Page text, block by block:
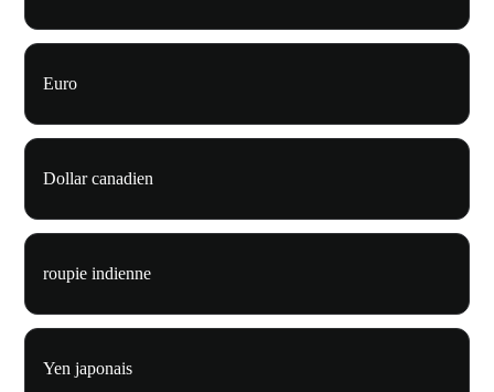
Euro
Dollar canadien
roupie indienne
Yen japonais